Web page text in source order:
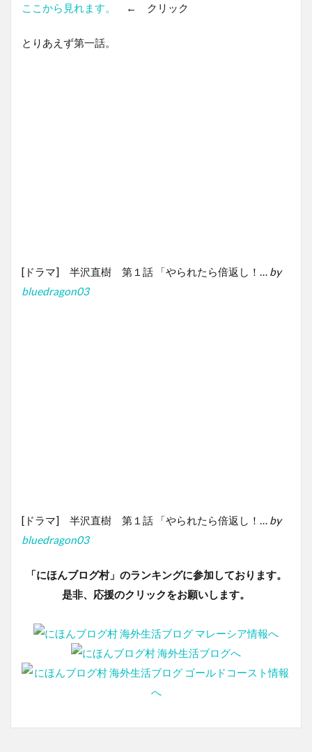
ここから見れます。 ← クリック
とりあえず第一話。
[ドラマ] 半沢直樹 第１話 「やられたら倍返し！… by
bluedragon03
[ドラマ] 半沢直樹 第１話 「やられたら倍返し！… by
bluedragon03
「にほんブログ村」のランキングに参加しております。
是非、応援のクリックをお願いします。